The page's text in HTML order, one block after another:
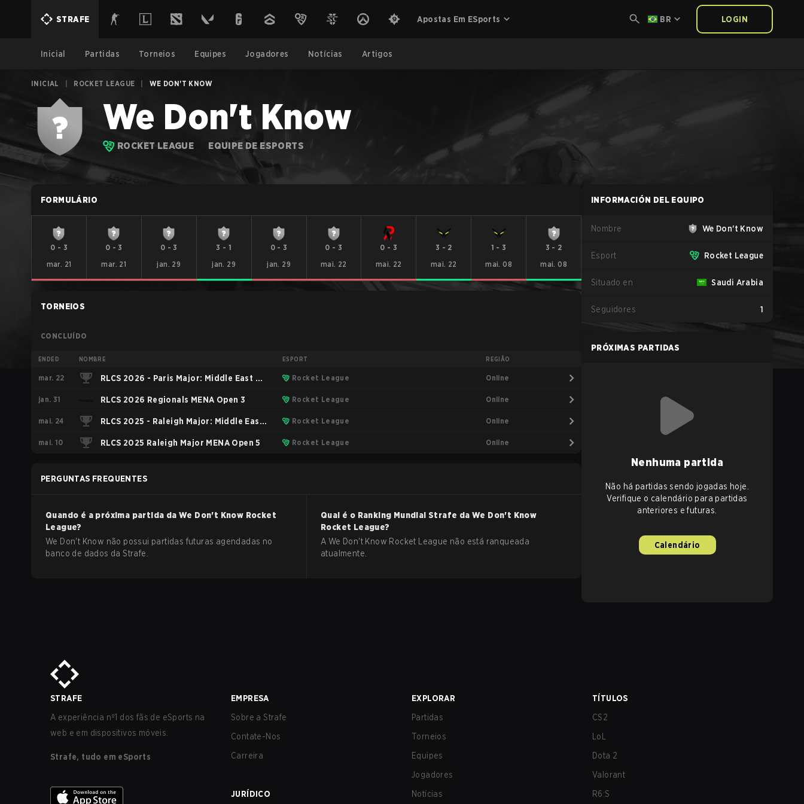
STRAFE Apostas Em ESports BR LOGIN
Inicial Partidas Torneios Equipes Jogadores Notícias Artigos
INICIAL ROCKET LEAGUE WE DON'T KNOW
We Don't Know
ROCKET LEAGUE EQUIPE DE ESPORTS
FORMULÁRIO
0 - 3
mar. 21
0 - 3
mar. 21
0 - 3
jan. 29
3 - 1
jan. 29
0- 3
jan. 29
0 - 3
mai. 22
0 - 3
mai. 22
3 - 2
mai. 22
1 - 3
mai. 08
3 - 2
mai. 08
TORNEIOS
CONCLUÍDO
ENDED NOMBRE ESPORT REGIÃO
mar. 22 RLCS 2026 - Paris Major: Middle East &
North Africa Open 4
Rocket League Online
jan. 31 RLCS 2026 Regionals MENA Open 3 Rocket League Online
mai. 24 RLCS 2025 - Raleigh Major: Middle East
and North Africa Open 6
Rocket League Online
mai. 10 RLCS 2025 Raleigh Major MENA Open 5 Rocket League Online
PERGUNTAS FREQUENTES
Quando é a próxima partida da We Don't Know Rocket
League?
We Don't Know não possui partidas futuras agendadas no
banco de dados da Strafe.
Qual é o Ranking Mundial Strafe da We Don't Know
Rocket League?
A We Don't Know Rocket League não está ranqueada
atualmente.
INFORMACIÓN DEL EQUIPO
Nombre We Don't Know
Esport Rocket League
Situado en Saudi Arabia
Seguidores 1
PRÓXIMAS PARTIDAS
Nenhuma partida
Não há partidas sendo jogadas hoje.
Verifique o calendário para partidas
anteriores e futuras.
Calendário
STRAFE
A experiência nº1 dos fãs de eSports na
web e em dispositivos móveis.
Strafe, tudo em eSports
EMPRESA
Sobre a Strafe
Contate-Nos
Carreira
JURÍDICO
EXPLORAR
Partidas
Torneios
Equipes
Jogadores
Notícias
TÍTULOS
CS2
LoL
Dota 2
Valorant
R6:S